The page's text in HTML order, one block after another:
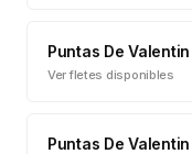
Puntas De Valentin
Ver fletes disponibles
Puntas De Valentin